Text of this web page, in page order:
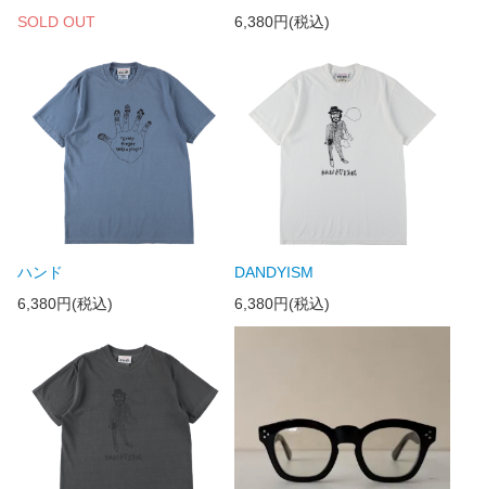
SOLD OUT
6,380円(税込)
ハンド
6,380円(税込)
DANDYISM
6,380円(税込)